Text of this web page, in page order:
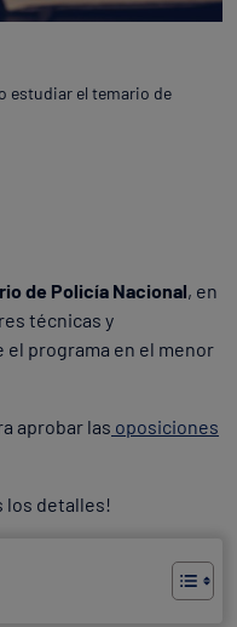
estudiar el temario de
de Policía Nacional, en
técnicas y
programa en el menor
aprobar las oposiciones
los detalles!